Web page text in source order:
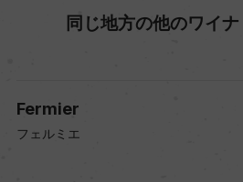
同じ地方の他のワイ
Fermier
フェルミエ